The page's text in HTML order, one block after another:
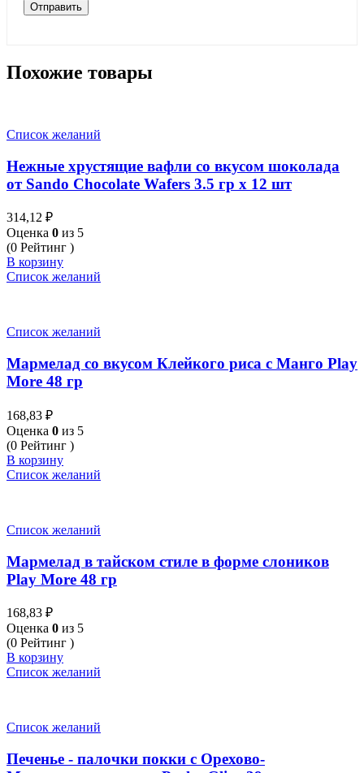
Похожие товары
Список желаний
Нежные хрустящие вафли со вкусом шоколада
от Sando Chocolate Wafers 3.5 гр x 12 шт
314,12 ₽
Оценка 0 из 5
(0 Рейтинг )
В корзину
Список желаний
Список желаний
Мармелад со вкусом Клейкого риса с Манго Play
More 48 гр
168,83 ₽
Оценка 0 из 5
(0 Рейтинг )
В корзину
Список желаний
Список желаний
Мармелад в тайском стиле в форме слоников
Play More 48 гр
168,83 ₽
Оценка 0 из 5
(0 Рейтинг )
В корзину
Список желаний
Список желаний
Печенье - палочки покки с Орехово-